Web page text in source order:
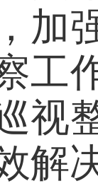
加
工
视
解